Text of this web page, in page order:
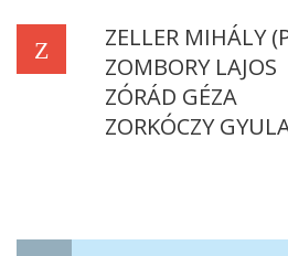
Z
ZELLER MIHÁLY
ZOMBORY LAJOS
ZÓRÁD GÉZA
ZORKÓCZY